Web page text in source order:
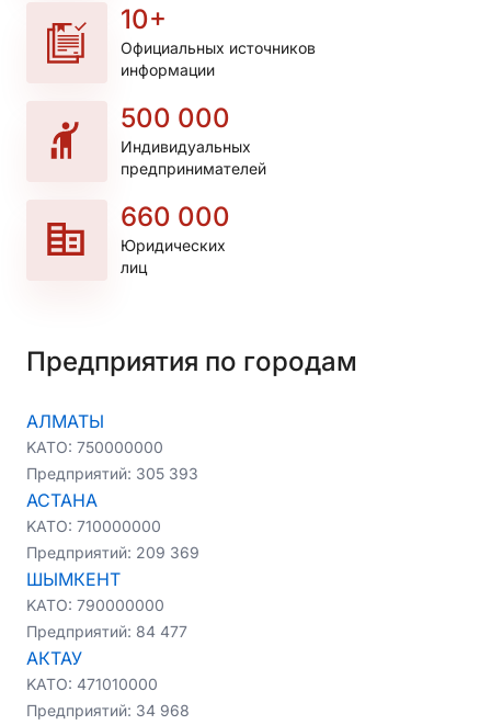
10+
Официальных источников
информации
500 000
Индивидуальных
предпринимателей
660 000
Юридических
лиц
Предприятия по городам
АЛМАТЫ
KATO: 750000000
Предприятий: 305 393
АСТАНА
KATO: 710000000
Предприятий: 209 369
ШЫМКЕНТ
KATO: 790000000
Предприятий: 84 477
АКТАУ
KATO: 471010000
Предприятий: 34 968